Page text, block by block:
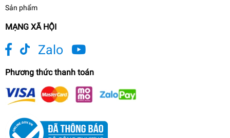
Sản phẩm
MẠNG XÃ HỘI
Zalo
Phương thức thanh toán